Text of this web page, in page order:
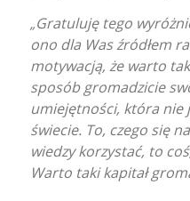
Gratuluję tego
ono dla Was źródłem
motywacją, że warto
sposób gromadzicie
umiejętności, która nie
świecie. To, czego się
wiedzy korzystać, to
Warto taki kapitał